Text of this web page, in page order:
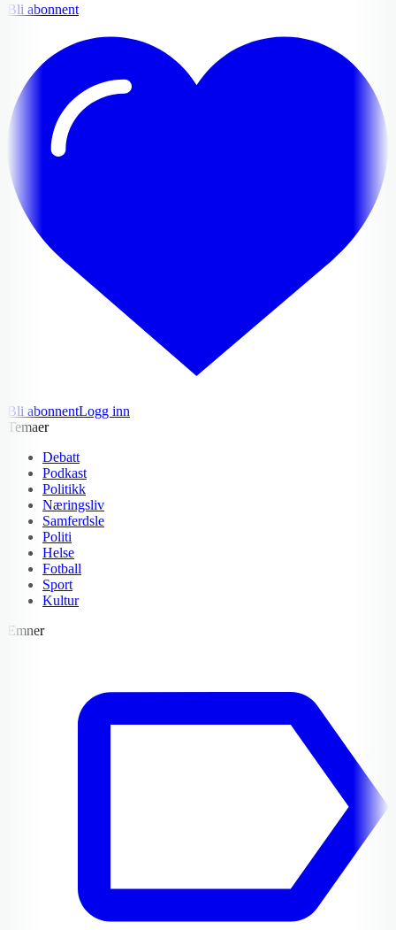
Bli abonnent
Bli abonnentLogg inn
Temaer
Debatt
Podkast
Politikk
Næringsliv
Samferdsle
Politi
Helse
Fotball
Sport
Kultur
Emner